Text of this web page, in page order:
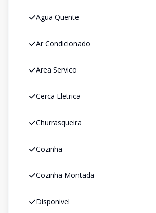
Agua Quente
Ar Condicionado
Area Servico
Cerca Eletrica
Churrasqueira
Cozinha
Cozinha Montada
Disponivel